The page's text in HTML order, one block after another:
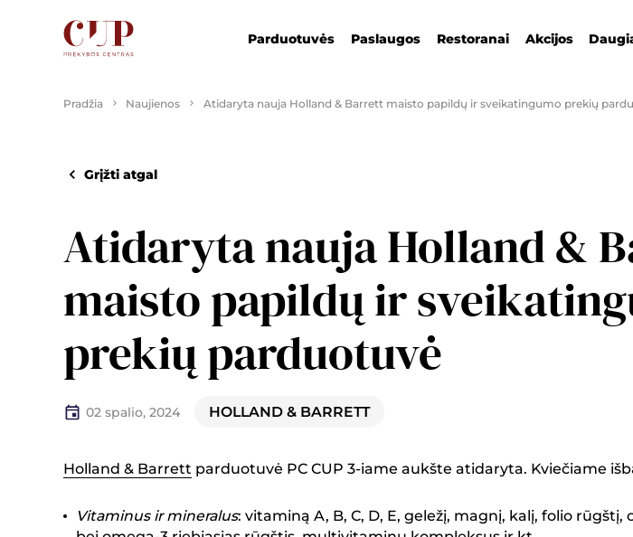
Parduotuvės Paslaugos Restoranai Akcijos
Pradžia Naujienos Atidaryta nauja Holland & Barrett maisto papildų ir sveikatingumo prekių
Grįžti atgal
Atidaryta nauja Holland &
maisto papildų ir
prekių parduotuvė
02 spalio, 2024 HOLLAND & BARRETT
Holland & Barrett parduotuvė PC CUP 3-iame aukšte atidaryta. Kviečiame
Vitaminus ir mineralus: vitaminą A, B, C, D, E, geležį, magnį, kalį, folio